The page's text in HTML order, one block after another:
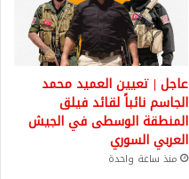
عاجل | تعيين العميد محمد
الجاسم نائباً لقائد فيلق
المنطقة الوسطى في الجيش
العربي السوري
منذ ساعة واحدة